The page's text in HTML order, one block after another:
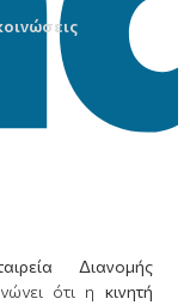
Διανομής
ότι η κινητή